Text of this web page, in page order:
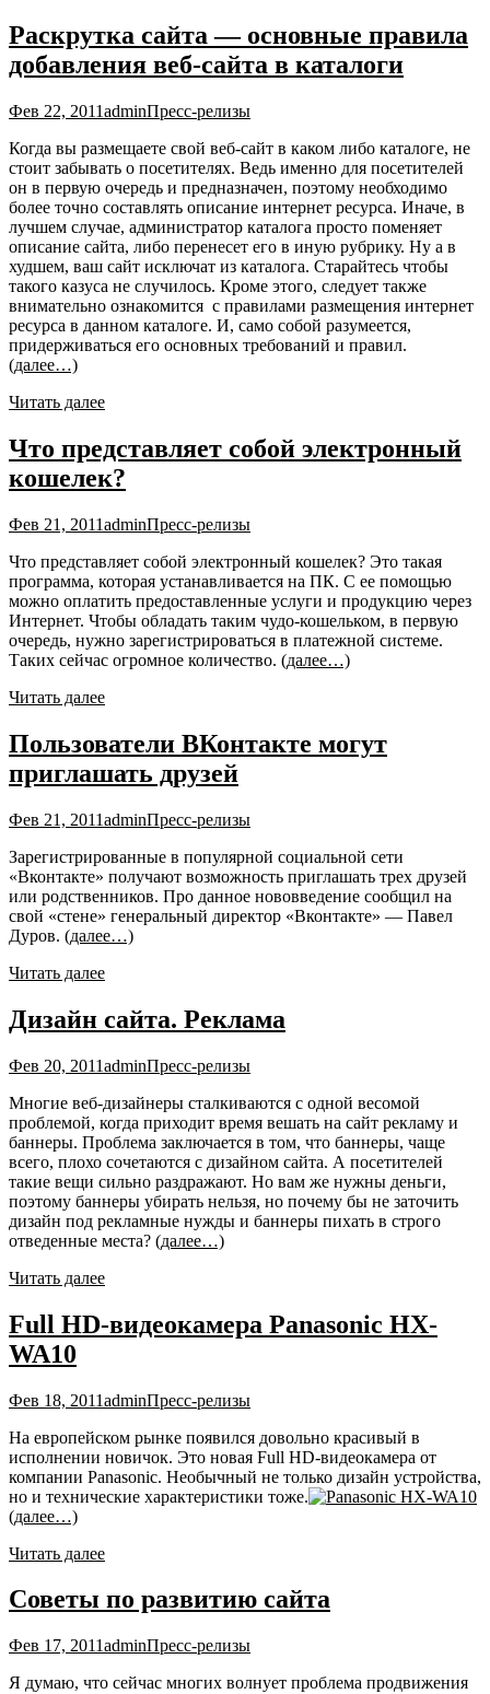
Раскрутка сайта — основные правила
добавления веб-сайта в каталоги
Фев 22, 2011adminПресс-релизы
Когда вы размещаете свой веб-сайт в каком либо каталоге, не
стоит забывать о посетителях. Ведь именно для посетителей
он в первую очередь и предназначен, поэтому необходимо
более точно составлять описание интернет ресурса. Иначе, в
лучшем случае, администратор каталога просто поменяет
описание сайта, либо перенесет его в иную рубрику. Ну а в
худшем, ваш сайт исключат из каталога. Старайтесь чтобы
такого казуса не случилось. Кроме этого, следует также
внимательно ознакомится с правилами размещения интернет
ресурса в данном каталоге. И, само собой разумеется,
придерживаться его основных требований и правил.
(далее…)
Читать далее
Что представляет собой электронный
кошелек?
Фев 21, 2011adminПресс-релизы
Что представляет собой электронный кошелек? Это такая
программа, которая устанавливается на ПК. С ее помощью
можно оплатить предоставленные услуги и продукцию через
Интернет. Чтобы обладать таким чудо-кошельком, в первую
очередь, нужно зарегистрироваться в платежной системе.
Таких сейчас огромное количество. (далее…)
Читать далее
Пользователи ВКонтакте могут
приглашать друзей
Фев 21, 2011adminПресс-релизы
Зарегистрированные в популярной социальной сети
«Вконтакте» получают возможность приглашать трех друзей
или родственников. Про данное нововведение сообщил на
свой «стене» генеральный директор «Вконтакте» — Павел
Дуров. (далее…)
Читать далее
Дизайн сайта. Реклама
Фев 20, 2011adminПресс-релизы
Многие веб-дизайнеры сталкиваются с одной весомой
проблемой, когда приходит время вешать на сайт рекламу и
баннеры. Проблема заключается в том, что баннеры, чаще
всего, плохо сочетаются с дизайном сайта. А посетителей
такие вещи сильно раздражают. Но вам же нужны деньги,
поэтому баннеры убирать нельзя, но почему бы не заточить
дизайн под рекламные нужды и баннеры пихать в строго
отведенные места? (далее…)
Читать далее
Full HD-видеокамера Panasonic HX-
WA10
Фев 18, 2011adminПресс-релизы
На европейском рынке появился довольно красивый в
исполнении новичок. Это новая Full HD-видеокамера от
компании Panasonic. Необычный не только дизайн устройства,
но и технические характеристики тоже.
(далее…)
Читать далее
Советы по развитию сайта
Фев 17, 2011adminПресс-релизы
Я думаю, что сейчас многих волнует проблема продвижения